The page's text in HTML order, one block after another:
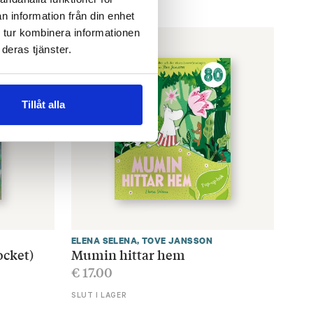
information från din enhet
kombinera informationen
tjänster.
Tillåt alla
ELENA SELENA, TOVE JANSSON
Mumin hittar hem
€17.00
SLUT I LAGER